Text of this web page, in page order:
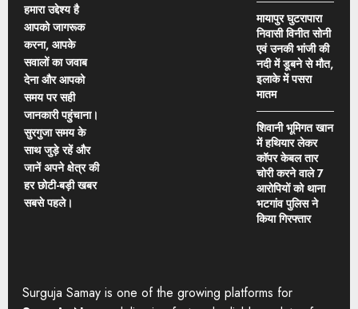
हमारा उद्देश्य है
आपको जागरूक
करना, आपके
सवालों का जवाब
देना और आपको
समय पर सही
जानकारी पहुंचाना।
सुरगुजा समय के
साथ जुड़े रहें और
जानें अपने क्षेत्र की
हर छोटी-बड़ी खबर
सबसे पहले।
मायापुर घुटरापारा
निवासी विनीत सोनी
एवं उनकी भांजी की
नदी में डूबने से मौत,
इलाके में पसरा
मातम
शिवानी भूमिगत खान
में हथियार लेकर
कॉपर केबल तार
चोरी करने वाले 7
आरोपियों को थाना
भटगांव पुलिस ने
किया गिरफ्तार
Surguja Samay is one of the growing platforms for